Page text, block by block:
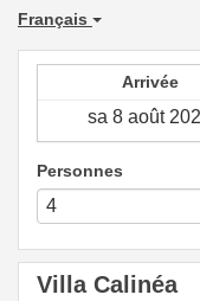
Français
Arrivée
Personnes
Villa Calinéa